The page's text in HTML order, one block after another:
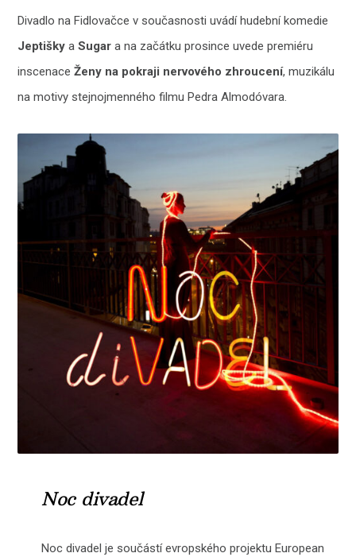
Divadlo na Fidlovačce v současnosti uvádí hudební komedie
Jeptišky aSugara na začátku prosince uvede premiéru
inscenace Ženy na pokraji nervového zhroucení, muzikálu
na motivy stejnojmenného filmu Pedra Almodóvara.
Noc divadel
Noc divadel je součástí evropského projektu European